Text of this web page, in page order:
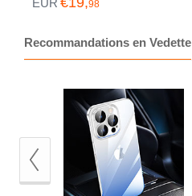
13 Pro Max Argent
EUR 98
Recommandations en Vedette